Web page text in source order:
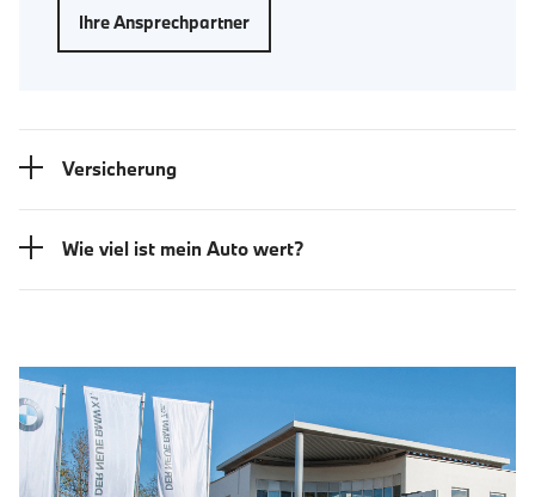
Ihre Ansprechpartner
Versicherung
Wie viel ist mein Auto wert?